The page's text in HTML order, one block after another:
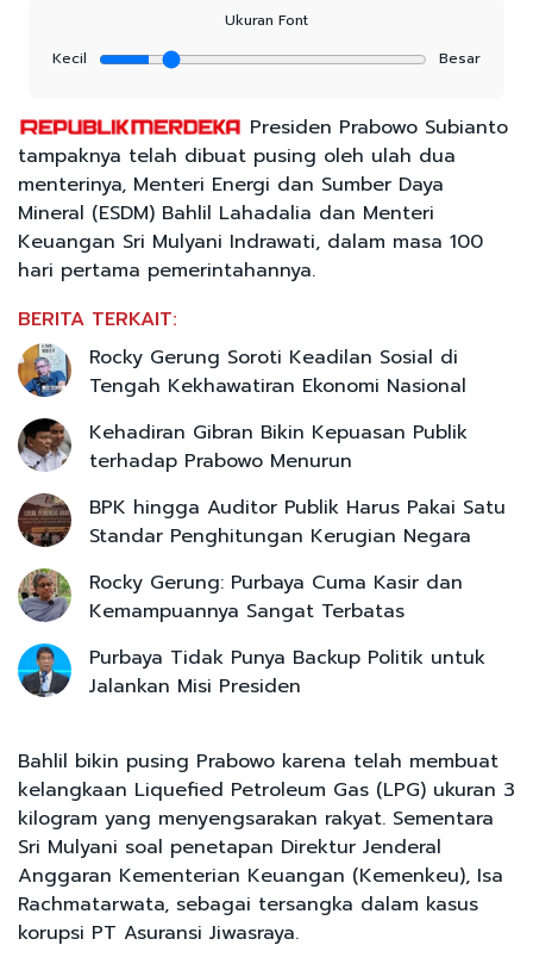
Ukuran Font
Kecil
Besar
Presiden Prabowo Subianto
tampaknya telah dibuat pusing oleh ulah dua
menterinya, Menteri Energi dan Sumber Daya
Mineral (ESDM) Bahlil Lahadalia dan Menteri
Keuangan Sri Mulyani Indrawati, dalam masa 100
hari pertama pemerintahannya.
BERITA TERKAIT:
Rocky Gerung Soroti Keadilan Sosial di
Tengah Kekhawatiran Ekonomi Nasional
Kehadiran Gibran Bikin Kepuasan Publik
terhadap Prabowo Menurun
BPK hingga Auditor Publik Harus Pakai Satu
Standar Penghitungan Kerugian Negara
Rocky Gerung: Purbaya Cuma Kasir dan
Kemampuannya Sangat Terbatas
Purbaya Tidak Punya Backup Politik untuk
Jalankan Misi Presiden
Bahlil bikin pusing Prabowo karena telah membuat
kelangkaan Liquefied Petroleum Gas (LPG) ukuran 3
kilogram yang menyengsarakan rakyat. Sementara
Sri Mulyani soal penetapan Direktur Jenderal
Anggaran Kementerian Keuangan (Kemenkeu), Isa
Rachmatarwata, sebagai tersangka dalam kasus
korupsi PT Asuransi Jiwasraya.